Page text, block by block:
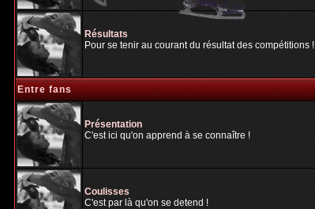
Résultats
Pour se tenir au courant du résultat des compétitions !
Entre fans
Présentation
C'est ici qu'on apprend à se connaître !
Coulisses
C'est par là qu'on se detend !